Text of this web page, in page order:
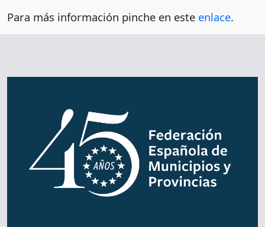
Para más información pinche en este enlace.